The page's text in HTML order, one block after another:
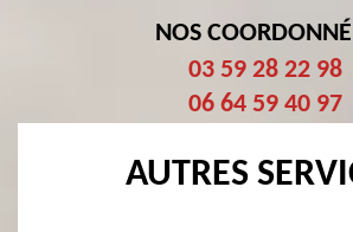
NOS
03 59 28 22 98
06 64 59 40 97
AUTRES